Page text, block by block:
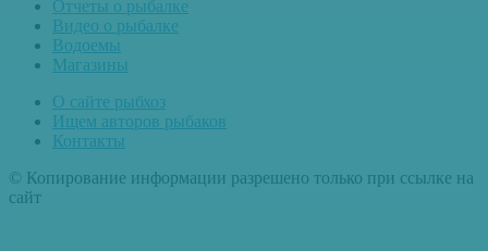
Отчеты о рыбалке
Видео о рыбалке
Водоемы
Магазины
О сайте рыбхоз
Ищем авторов рыбаков
Контакты
© Копирование информации разрешено только при ссылке на
сайт